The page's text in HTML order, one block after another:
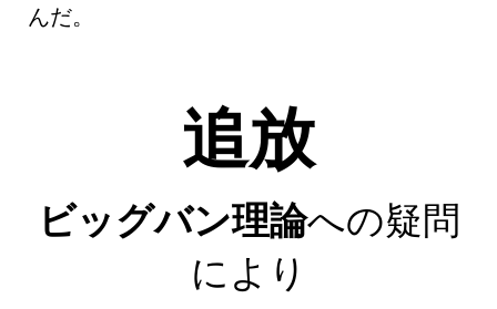
んだ。
追放
ビッグバン理論への疑問
により